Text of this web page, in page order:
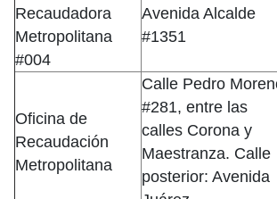
Recaudadora
Metropolitana
#004
Avenida Alcalde
#1351
Oficina de
Recaudación
Metropolitana
Calle Pedro
#281, entre las
calles Corona y
Maestranza. Calle
posterior: Avenida